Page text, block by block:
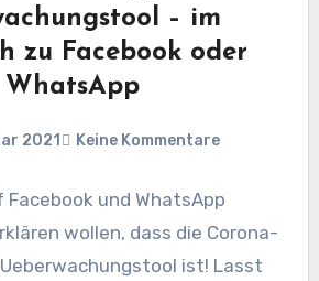
– im
zu Facebook oder
WhatsApp
2021 Keine Kommentare
Facebook und WhatsApp
wollen, dass die Corona-
ist! Lasst